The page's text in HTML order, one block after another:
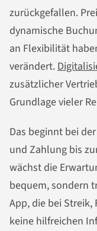
zurückgefallen.
dynamische
an Flexibilität
verändert.
zusätzlicher
Grundlage vieler
Das beginnt bei
und Zahlung bis
wächst die
bequem, sondern
App, die bei
keine hilfreichen